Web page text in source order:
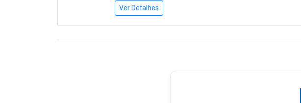
Ver Detalhes